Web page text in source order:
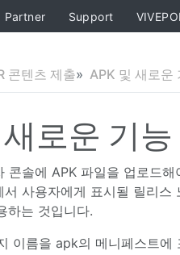
Partner Support
콘텐츠 제출 APK 및 새로운
로운 기능
콘솔에 APK 파일을 업로드
서 사용자에게 표시될 릴리
하는 것입니다.
이름을 apk의 메니페스트